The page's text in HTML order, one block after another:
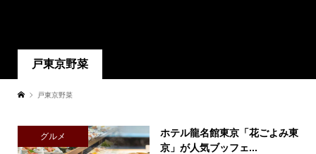
戸東京野菜
戸東京野菜
グルメ
ホテル龍名館東京「花ごよみ東
京」が人気ブッフェ...